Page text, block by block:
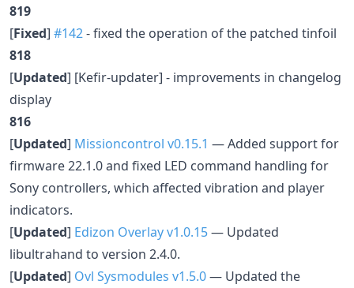
819
[Fixed] #142- fixed the operation of the patched tinfoil
818
[Updated] [Kefir-updater] - improvements in changelog
display
816
[Updated] Missioncontrol v0.15.1 — Added support for
firmware 22.1.0 and fixed LED command handling for
Sony controllers, which affected vibration and player
indicators.
[Updated] Edizon Overlay v1.0.15— Updated
libultrahand to version 2.4.0.
[Updated] Ovl Sysmodules v1.5.0— Updated the